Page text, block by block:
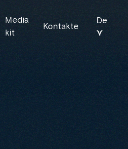
Media
kit
Kontakte
De
⋎